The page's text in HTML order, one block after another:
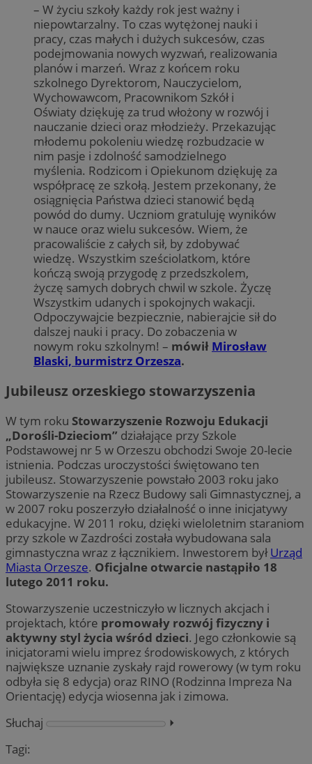
– W życiu szkoły każdy rok jest ważny i
niepowtarzalny. To czas wytężonej nauki i
pracy, czas małych i dużych sukcesów, czas
podejmowania nowych wyzwań, realizowania
planów i marzeń. Wraz z końcem roku
szkolnego Dyrektorom, Nauczycielom,
Wychowawcom, Pracownikom Szkół i
Oświaty dziękuję za trud włożony w rozwój i
nauczanie dzieci oraz młodzieży. Przekazując
młodemu pokoleniu wiedzę rozbudzacie w
nim pasje i zdolność samodzielnego
myślenia. Rodzicom i Opiekunom dziękuję za
współpracę ze szkołą. Jestem przekonany, że
osiągnięcia Państwa dzieci stanowić będą
powód do dumy. Uczniom gratuluję wyników
w nauce oraz wielu sukcesów. Wiem, że
pracowaliście z całych sił, by zdobywać
wiedzę. Wszystkim sześciolatkom, które
kończą swoją przygodę z przedszkolem,
życzę samych dobrych chwil w szkole. Życzę
Wszystkim udanych i spokojnych wakacji.
Odpoczywajcie bezpiecznie, nabierajcie sił do
dalszej nauki i pracy. Do zobaczenia w
nowym roku szkolnym! – mówił Mirosław
Blaski, burmistrz Orzesza.
Jubileusz orzeskiego stowarzyszenia
W tym roku Stowarzyszenie Rozwoju Edukacji
„Dorośli-Dzieciom” działające przy Szkole
Podstawowej nr 5 w Orzeszu obchodzi Swoje 20-lecie
istnienia. Podczas uroczystości świętowano ten
jubileusz. Stowarzyszenie powstało 2003 roku jako
Stowarzyszenie na Rzecz Budowy sali Gimnastycznej, a
w 2007 roku poszerzyło działalność o inne inicjatywy
edukacyjne. W 2011 roku, dzięki wieloletnim staraniom
przy szkole w Zazdrości została wybudowana sala
gimnastyczna wraz z łącznikiem. Inwestorem byłUrząd
Miasta Orzesze. Oficjalne otwarcie nastąpiło 18
lutego 2011 roku.
Stowarzyszenie uczestniczyło w licznych akcjach i
projektach, które promowały rozwój fizyczny i
aktywny styl życia wśród dzieci. Jego członkowie są
inicjatorami wielu imprez środowiskowych, z których
największe uznanie zyskały rajd rowerowy (w tym roku
odbyła się 8 edycja) oraz RINO (Rodzinna Impreza Na
Orientację) edycja wiosenna jak i zimowa.
Słuchaj
⏵︎
Tagi: